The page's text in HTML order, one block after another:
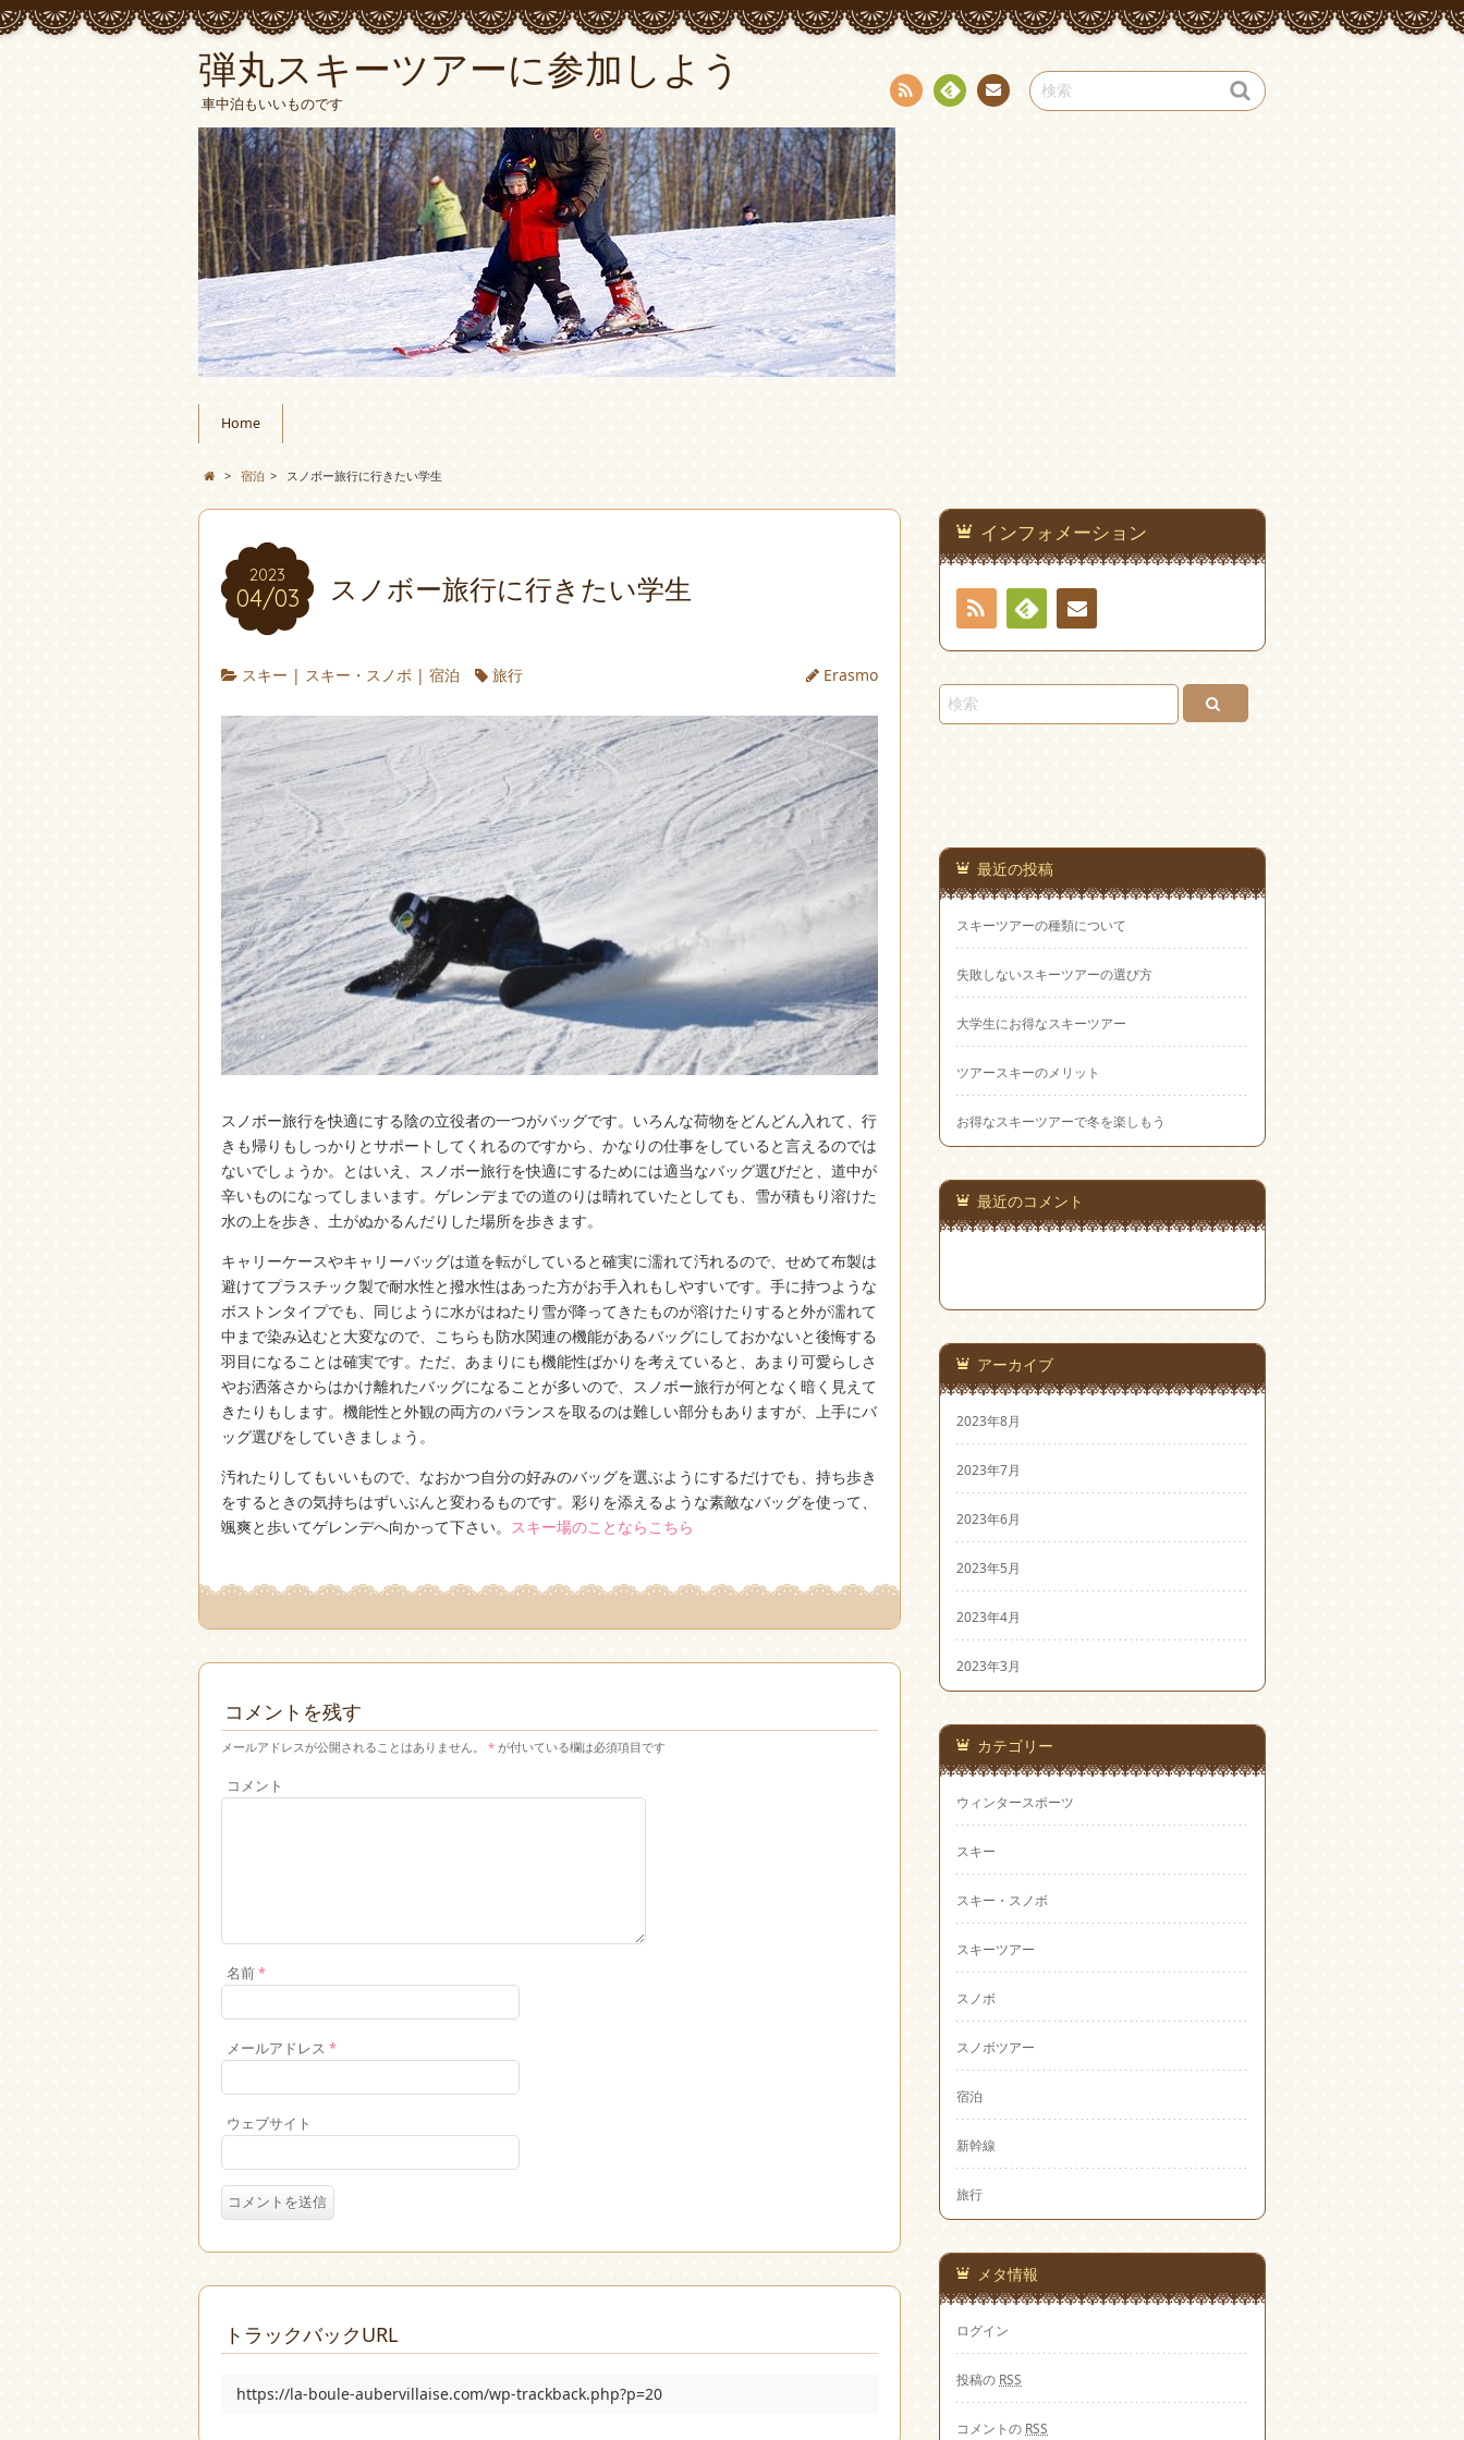
弾丸スキーツアーに参加しよう
車中泊もいいものです
RSS
Home
> 宿泊 > スノボー旅行に行きたい学生
2023
04/03 スノボー旅行に行きたい学生
スキー | スキー・スノボ |宿泊 旅行 Erasmo
スノボー旅行を快適にする陰の立役者の一つがバッグです。 いろんな荷物をどんどん入れて、行
きも帰りもしっかりとサポートしてくれるのですから、かなりの仕事をしていると言えるのでは
ないでしょうか。とはいえ、スノボー旅行を快適にするためには適当なバッグ選びだと、道中が
辛いものになってしまいます。ゲレンデまでの道のりは晴れていたとしても、雪が積もり溶けた
水の上を歩き、土がぬかるんだりした場所を歩きます。
キャリーケースやキャリーバッグは道を転がしていると確実に濡れて汚れるので、せめて布製は
避けてプラスチック製で耐水性と撥水性はあった方がお手入れもしやすいです。手に持つような
ボストンタイプでも、同じように水がはねたり雪が降ってきたものが溶けたりすると外が濡れて
中まで染み込むと大変なので、こちらも防水関連の機能があるバッグにしておかないと後悔する
羽目になることは確実です。ただ、あまりにも機能性ばかりを考えていると、あまり可愛らしさ
やお洒落さからはかけ離れたバッグになることが多いので、スノボー旅行が何となく暗く見えて
きたりもします。機能性と外観の両方のバランスを取るのは難しい部分もありますが、上手にバ
ッグ選びをしていきましょう。
汚れたりしてもいいもので、なおかつ自分の好みのバッグを選ぶようにするだけでも、持ち歩き
をするときの気持ちはずいぶんと変わるものです。彩りを添えるような素敵なバッグを使って、
颯爽と歩いてゲレンデへ向かって下さい。
スキー場のことならこちら
コメントを残す
メールアドレスが公開されることはありません。 * が付いている欄は必須項目です
コメント
名前*
メールアドレス *
ウェブサイト
トラックバックURL
https://la-boule-aubervillaise.com/wp-trackback.php?p=20
インフォメーション
RSS
Feedlyお問
い合
わせ
最近の投稿
スキーツアーの種類について
失敗しないスキーツアーの選び方
大学生にお得なスキーツアー
ツアースキーのメリット
お得なスキーツアーで冬を楽しもう
最近のコメント
アーカイブ
2023年8月
2023年7月
2023年6月
2023年5月
2023年4月
2023年3月
カテゴリー
ウィンタースポーツ
スキー
スキー・スノボ
スキーツアー
スノボ
スノボツアー
宿泊
新幹線
旅行
メタ情報
ログイン
投稿の RSS
コメントの RSS